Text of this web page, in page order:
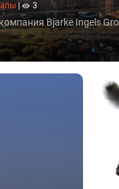
3
Bjarke Ingels